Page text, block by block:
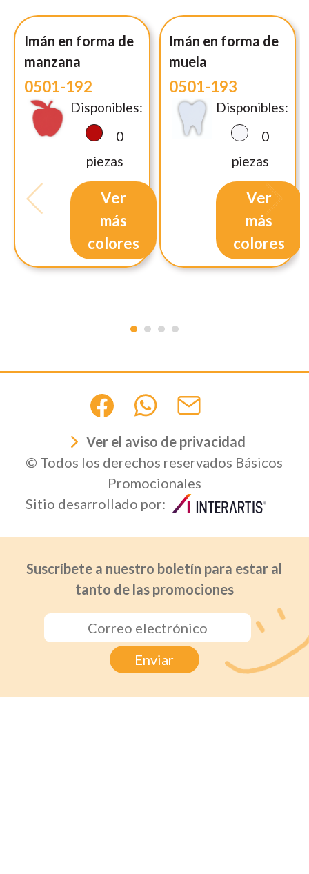
Imán en forma de
manzana
0501-192
Disponibles:
0
piezas
Ver
más
colores
Imán en forma de
muela
0501-193
Disponibles:
0
piezas
Ver
más
colores
Ver el aviso de privacidad
© Todos los derechos reservados Básicos
Promocionales
Sitio desarrollado por:
Suscríbete a nuestro boletín para estar al
tanto de las promociones